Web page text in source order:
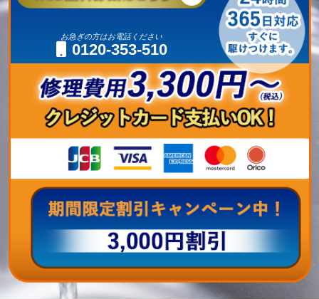
お急ぎの方はお電話ください
0120-353-510